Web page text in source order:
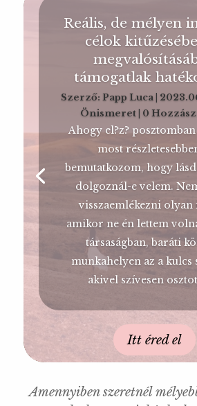
Reális, de mélyen
célok
támogatlak
Szerző: Papp Luca|
Önismeret| 0
Ahogy el?z?
most
bemutatkozom, hogy
dolgoznál-e velem.
visszaemlékezni olyan
amikor ne én lettem
társaságban, baráti
munkahelyen az a kulcs
akivel szívesen
Itt éred el
Amennyiben szeretnél